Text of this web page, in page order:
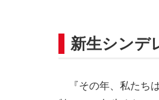
新生シンデ
『その年、私たち